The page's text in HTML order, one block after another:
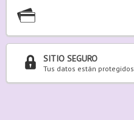
SITIO SEGURO
Tus datos están protegidos